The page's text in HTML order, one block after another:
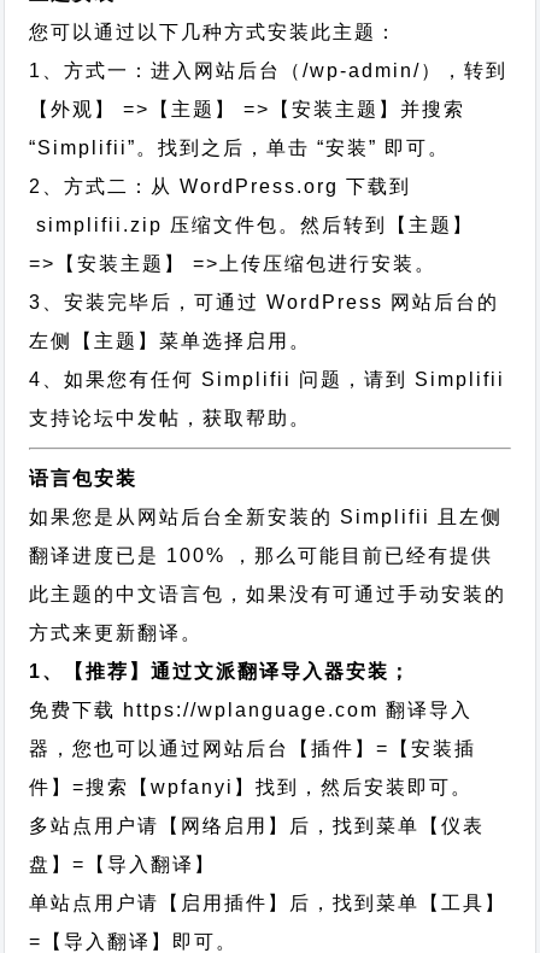
您可以通过以下几种方式安装此主题：
1、方式一：进入网站后台（/wp-admin/），转到
【外观】 =>【主题】 =>【安装主题】并搜索
“Simplifii”。找到之后，单击 “安装” 即可。
2、方式二：从 WordPress.org 下载到
simplifii.zip 压缩文件包。然后转到【主题】
=>【安装主题】 =>上传压缩包进行安装。
3、安装完毕后，可通过 WordPress 网站后台的
左侧【主题】菜单选择启用。
4、如果您有任何 Simplifii 问题，请到 Simplifii
支持论坛中发帖，获取帮助。
语言包安装
如果您是从网站后台全新安装的 Simplifii 且左侧
翻译进度已是 100% ，那么可能目前已经有提供
此主题的中文语言包，如果没有可通过手动安装的
方式来更新翻译。
1、【推荐】通过文派翻译导入器安装；
免费下载 https://wplanguage.com 翻译导入
器，您也可以通过网站后台【插件】=【安装插
件】=搜索【wpfanyi】找到，然后安装即可。
多站点用户请【网络启用】后，找到菜单【仪表
盘】=【导入翻译】
单站点用户请【启用插件】后，找到菜单【工具】
=【导入翻译】即可。